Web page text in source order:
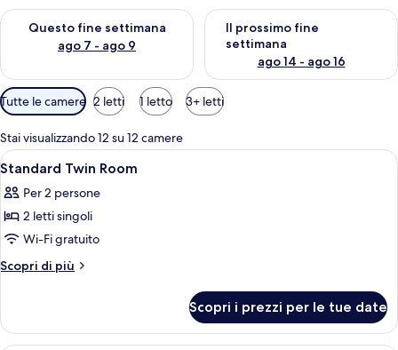
Questo fine settimana
ago 7 - ago 9
Verifica la disponibilità per questo fine settimana, ago 7 - ago
Il prossimo fine
settimana
ago 14 - ago 16
Verifica la disponibilità per il
Filtri
disponibili
per
le
camere
Tutte le camere 2 letti 1 letto 3+ letti
Stai visualizzando 12 su 12 camere
Apri
tutte
le
foto
per
Standard
Una camera moderna con un letto,
5
Standard Twin Room
Per 2 persone
2 letti singoli
Wi-Fi gratuito
Scopri di più
Altri
Twin
Room
Scopri i prezzi per le tue date